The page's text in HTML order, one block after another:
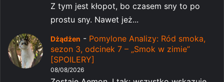
Z tym jest kłopot, bo czasem sny to po
prostu sny. Nawet jeż...
Dżądżen - Pomylone Analizy: Ród smoka,
sezon 3, odcinek 7 – „Smok w zimie”
[SPOILERY]
08/08/2026